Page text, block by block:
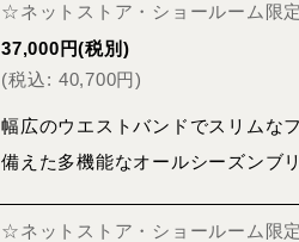
☆ネットストア・ショールーム
37,000 円(税別)
(税込: 40,700円)
幅広のウエストバンドでスリムな
備えた多機能なオールシーズンブ
☆ネットストア・ショールーム限